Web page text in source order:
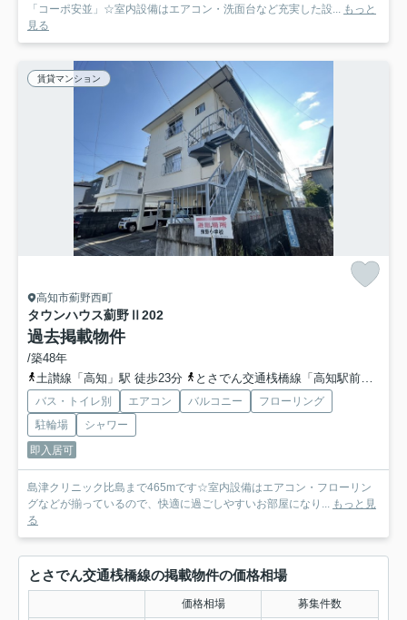
「コーポ安並」☆室内設備はエアコン・洗面台など充実した設...
もっと
見る
賃貸マンション
高知市薊野西町
タウンハウス薊野Ⅱ 202
過去掲載物件
/築48年
土讃線「高知」駅 徒歩23分
とさでん交通桟橋線「高知駅前」駅 徒歩26分
バス・トイレ別 エアコン バルコニー
フローリング
駐輪場
シャワー
即入居可
島津クリニック比島まで465mです☆室内設備はエアコン・フローリン
グなどが揃っているので、快適に過ごしやすいお部屋になり...
もっと見
る
とさでん交通桟橋線の掲載物件の価格相場
価格相場 募集件数